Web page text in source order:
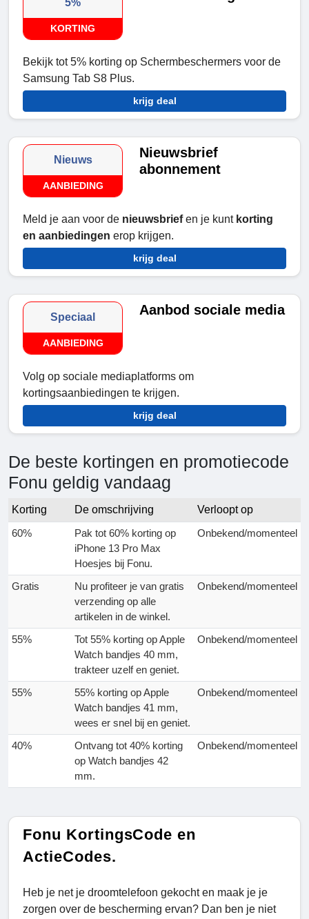
5%
KORTING
Bekijk tot 5% korting op Schermbeschermers voor de
Samsung Tab S8 Plus.
krijg deal
Nieuws
AANBIEDING
Nieuwsbrief
abonnement
Meld je aan voor de nieuwsbriefen je kunt korting
en aanbiedingen erop krijgen.
krijg deal
Speciaal
AANBIEDING
Aanbod sociale media
Volg op sociale mediaplatforms om
kortingsaanbiedingen te krijgen.
krijg deal
De beste kortingen en promotiecode
Fonu geldig vandaag
Korting De omschrijving
Verloopt op
60%
Pak tot 60% korting op
iPhone 13 Pro Max
Hoesjes bij Fonu.
Onbekend/momenteel
Gratis
Nu profiteer je van gratis
verzending op alle
artikelen in de winkel.
Onbekend/momenteel
55%
Tot 55% korting op Apple
Watch bandjes 40 mm,
trakteer uzelf en geniet.
Onbekend/momenteel
55%
55% korting op Apple
Watch bandjes 41 mm,
wees er snel bij en geniet.
Onbekend/momenteel
40%
Ontvang tot 40% korting
op Watch bandjes 42
mm.
Onbekend/momenteel
Fonu KortingsCode en
ActieCodes.
Heb je net je droomtelefoon gekocht en maak je je
zorgen over de bescherming ervan? Dan ben je niet